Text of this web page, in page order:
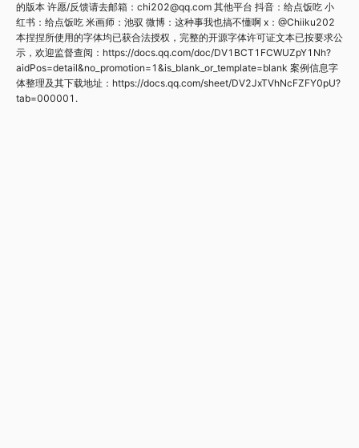
的版本 许愿/反馈请去邮箱：chi202@qq.com 其他平台 抖音：给点饭吃 小
红书：给点饭吃 米画师：池驭 微博：这种事我也搞不懂啊 x：@Chiiku202
本捏捏所使用的字体均已获合法授权，完整的开源字体许可证文本已按要求公
示，欢迎监督查阅：https://docs.qq.com/doc/DV1BCT1FCWUZpY1Nh?
aidPos=detail&no_promotion=1&is_blank_or_template=blank 案例信息字
体整理及其下载地址：https://docs.qq.com/sheet/DV2JxTVhNcFZFY0pU?
tab=000001.